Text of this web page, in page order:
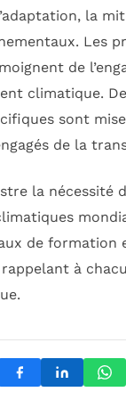
la
Les
de
climatique.
sont
de la
la nécessité
de formation
à